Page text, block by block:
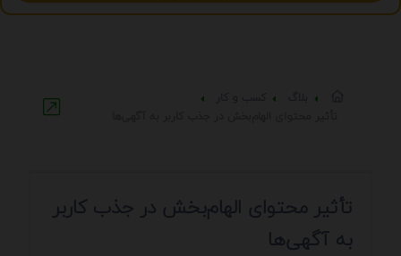
تأثیر محتوای الهام‌بخش در جذب کاربر
به آگهی‌ها